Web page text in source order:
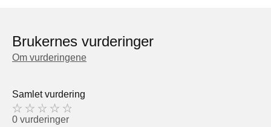
Brukernes vurderinger
Om vurderingene
Samlet vurdering
0 vurderinger